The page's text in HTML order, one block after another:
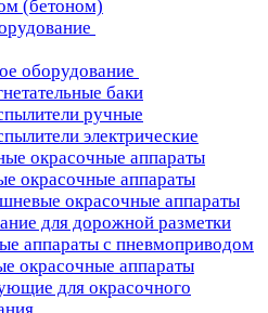
(бетоном)
оборудование
баки
ручные
электрические
окрасочные аппараты
окрасочные аппараты
окрасочные аппараты
для дорожной разметки
аппараты с пневмоприводом
окрасочные аппараты
для окрасочного